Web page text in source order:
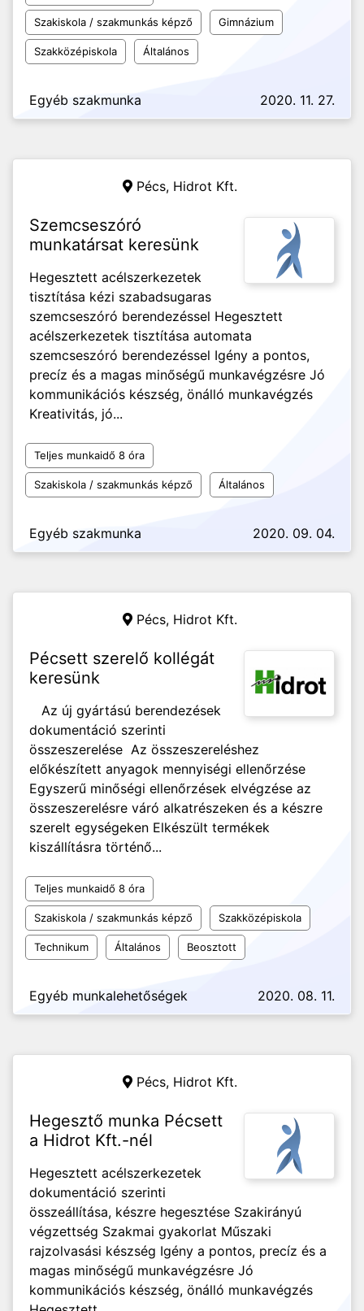
Szakiskola / szakmunkás képző Gimnázium
Szakközépiskola Általános
Egyéb szakmunka 2020. 11. 27.
Pécs, Hidrot Kft.
Szemcseszóró
munkatársat keresünk
Hegesztett acélszerkezetek
tisztítása kézi szabadsugaras
szemcseszóró berendezéssel Hegesztett
acélszerkezetek tisztítása automata
szemcseszóró berendezéssel Igény a pontos,
precíz és a magas minőségű munkavégzésre Jó
kommunikációs készség, önálló munkavégzés
Kreativitás, jó...
Teljes munkaidő 8 óra
Szakiskola / szakmunkás képző Általános
Egyéb szakmunka 2020. 09. 04.
Pécs, Hidrot Kft.
Pécsett szerelő kollégát
keresünk
Az új gyártású berendezések
dokumentáció szerinti
összeszerelése Az összeszereléshez
előkészített anyagok mennyiségi ellenőrzése
Egyszerű minőségi ellenőrzések elvégzése az
összeszerelésre váró alkatrészeken és a készre
szerelt egységeken Elkészült termékek
kiszállításra történő...
Teljes munkaidő 8 óra
Szakiskola / szakmunkás képző Szakközépiskola
Technikum Általános Beosztott
Egyéb munkalehetőségek 2020. 08. 11.
Pécs, Hidrot Kft.
Hegesztő munka Pécsett
a Hidrot Kft.-nél
Hegesztett acélszerkezetek
dokumentáció szerinti
összeállítása, készre hegesztése Szakirányú
végzettség Szakmai gyakorlat Műszaki
rajzolvasási készség Igény a pontos, precíz és a
magas minőségű munkavégzésre Jó
kommunikációs készség, önálló munkavégzés